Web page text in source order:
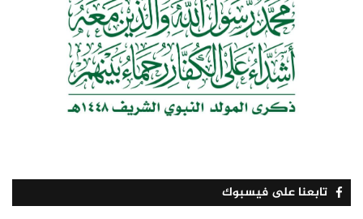
تابعنا على فيسبوك